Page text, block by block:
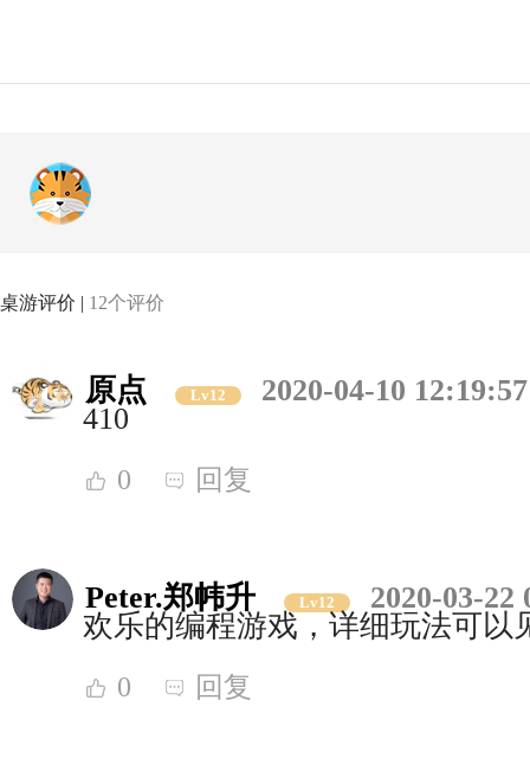
桌游评价 | 12个评价
原点 Lv12
2020-04-10 12:19:57
410
0 回复
Peter.郑帏升 Lv12
2020-03-22
欢乐的编程游戏，详细玩法可以
0 回复